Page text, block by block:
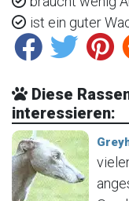
ist ein guter
Diese
interessieren: